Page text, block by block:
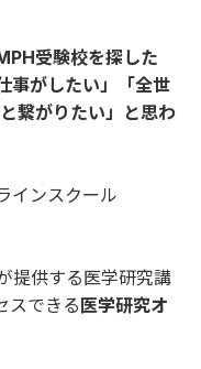
受験校を探した
事がしたい」「全世
繋がりたい」と思わ
インスクール
提供する医学研究講
スできる医学研究オ